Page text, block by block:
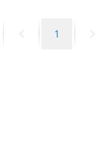
PreviousPage
1